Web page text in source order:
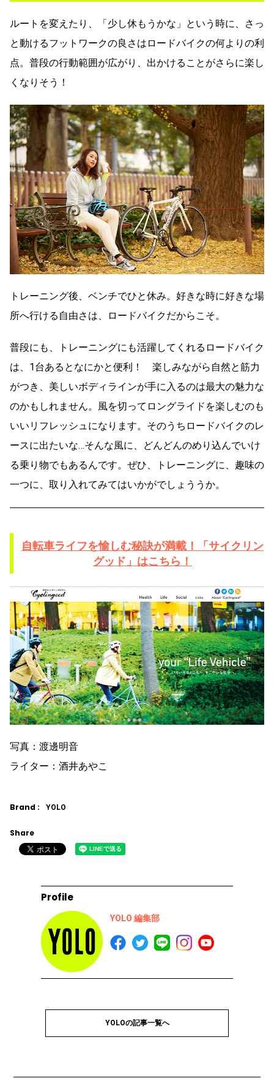
ルートを変えたり、「少し休もうかな」という時に、さっ
と動けるフットワークの良さはロードバイクの何よりの利
点。普段の行動範囲が広がり、出かけることがさらに楽し
くなりそう！
トレーニング後、ベンチでひと休み。好きな時に好きな場
所へ行ける自由さは、ロードバイクだからこそ。
普段にも、トレーニングにも活躍してくれるロードバイク
は、1台あるとなにかと便利！ 楽しみながら自然と筋力
がつき、美しいボディラインが手に入るのは最大の魅力な
のかもしれません。風を切ってロングライドを楽しむのも
いいリフレッシュになります。そのうちロードバイクのレ
ースに出たいな…そんな風に、どんどんのめり込んでいけ
る乗り物でもあるんです。ぜひ、トレーニングに、趣味の
一つに、取り入れてみてはいかがでしょううか。
自転車ライフを愉しむ秘訣が満載！「サイクリン
グッド」はこちら！
写真：渡邊明音
ライター：酒井あやこ
Brand : YOLO
Share
Profile
YOLO 編集部
YOLOの記事一覧へ